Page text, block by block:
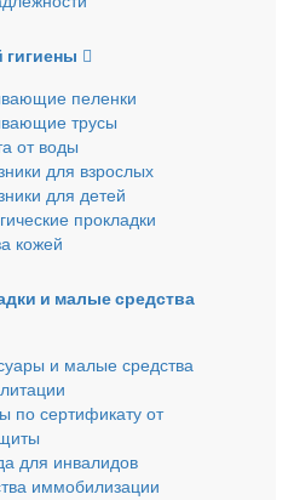
гигиены
пеленки
трусы
от воды
для взрослых
для детей
прокладки
кожей
и малые средства
и малые средства
по сертификату от
для инвалидов
иммобилизации